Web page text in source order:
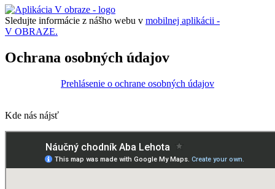
Sledujte informácie z nášho webu v mobilnej aplikácii -
V OBRAZE.
Ochrana osobných údajov
Prehlásenie o ochrane osobných údajov
Kde nás nájsť